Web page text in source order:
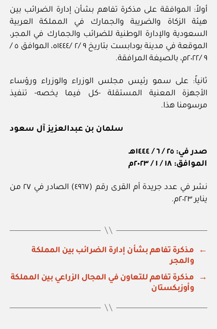
أولاً: الموافقة على مذكرة تفاهم بشأن إدارة الضرائب بين
هيئة الزكاة والضريبة والجمارك في المملكة العربية
السعودية والإدارة الوطنية للضرائب والجمارك في المجر،
الموقعة في مدينة بودابست بتاريخ ٩ /٢ /١٤٤٤ه، الموافق ٥ /
٩ /٢٠٢٢م، بالصيغة المرافقة.
ثانياً: على سمو رئيس مجلس الوزراء والوزراء ورؤساء
الأجهزة المعنية المستقلة -كل فيما يخصه- تنفيذ
مرسومنا هذا.
سلمان بن عبدالعزيز آل سعود
صدر في: ٢٥ / ٦ / ١٤٤٤هـ
الموافق: ١٨ / ١ / ٢٠٢٣م
نشر في عدد جريدة أم القرى رقم (٤٩٦٧) الصادر في ٢٧ من
يناير ٢٠٢٣م.
←
مذكرة تفاهم بشأن إدارة الضرائب بين المملكة
والمجر
→
مذكرة تفاهم للتعاون في المجال الزراعي بين المملكة
وأوزبكستان